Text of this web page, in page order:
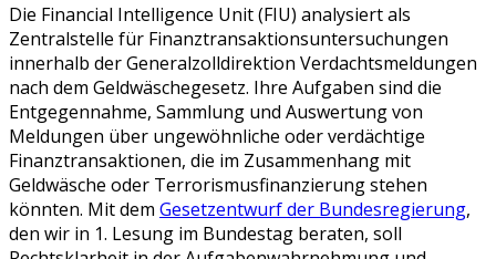
Die Financial Intelligence Unit (FIU) analysiert als
Zentralstelle für Finanztransaktionsuntersuchungen
innerhalb der Generalzolldirektion Verdachtsmeldungen
nach dem Geldwäschegesetz. Ihre Aufgaben sind die
Entgegennahme, Sammlung und Auswertung von
Meldungen über ungewöhnliche oder verdächtige
Finanztransaktionen, die im Zusammenhang mit
Geldwäsche oder Terrorismusfinanzierung stehen
könnten. Mit dem Gesetzentwurf der Bundesregierung,
den wir in 1. Lesung im Bundestag beraten, soll